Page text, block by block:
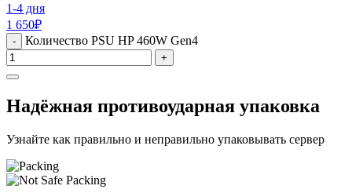
1-4 дня
1 650₽
- Количество PSU HP 460W Gen4
+
Надёжная противоударная упаковка
Узнайте как правильно и неправильно упаковывать сервер